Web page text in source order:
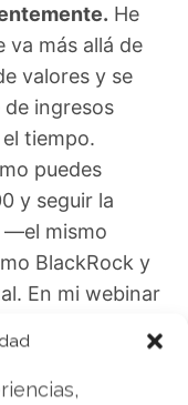
He
va más allá de
valores y se
ingresos
tiempo.
puedes
y seguir la
—el mismo
BlackRock y
En mi webinar
y cómo los
incluso